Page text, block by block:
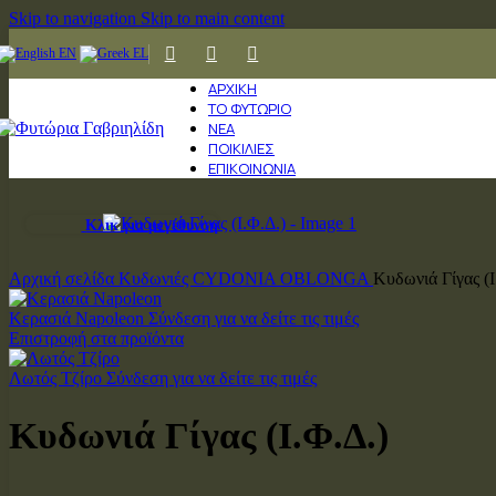
Skip to navigation Skip to main content
EN EL
ΑΡΧΙΚΉ
ΤΟ ΦΥΤΏΡΙΟ
ΝΈΑ
ΠΟΙΚΙΛΊΕΣ
ΕΠΙΚΟΙΝΩΝΊΑ
Κλικ για μεγέθυνση
Αρχική σελίδα Κυδωνιές CYDONIA OBLONGA Κυδωνιά Γίγας
Κερασιά Napoleon Σύνδεση για να δείτε τις τιμές
Επιστροφή στα προϊόντα
Λωτός Τζίρο Σύνδεση για να δείτε τις τιμές
Κυδωνιά Γίγας (Ι.Φ.Δ.)